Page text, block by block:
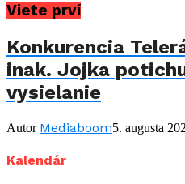
Viete prví
Konkurencia
inak. Jojka
vysielanie
Autor Mediaboom5. augusta
Kalendár